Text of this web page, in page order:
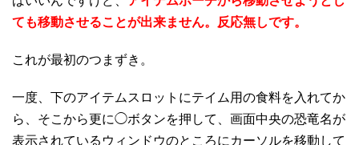
ても移動させることが出来ません。反応無しです。
これが最初のつまずき。
一度、下のアイテムスロットにテイム用の食料を入れてか
ら、そこから更に◯ボタンを押して、画面中央の恐竜名が
表示されているウィンドウのところにカーソルを移動して